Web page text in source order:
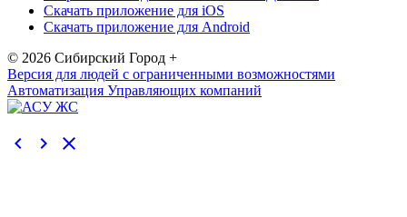
Скачать приложение для iOS
Скачать приложение для Android
© 2026 Сибирский Город +
Версия для людей с ограниченными возможностями
Автоматизация Управляющих компаний
navigate_before navigate_next close